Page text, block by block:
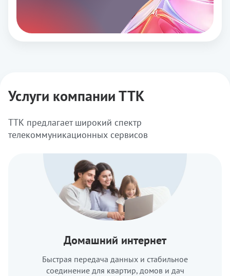
Услуги компании ТТК
ТТК предлагает широкий спектр
телекоммуникационных сервисов
Домашний интернет
Быстрая передача данных и стабильное
соединение для квартир, домов и дач